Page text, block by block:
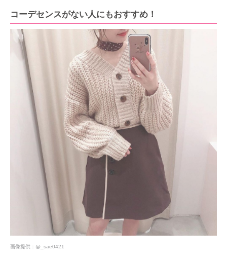
コーデセンスがない人にもおすすめ！
画像提供： @_sae0421